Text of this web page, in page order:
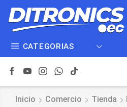
CATEGORIAS
Inicio Comercio Tienda